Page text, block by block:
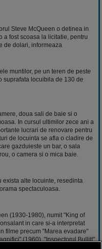
Steve McQueen o detinea in
a fost scoasa la licitatie, pentru
de dolari, informeaza
muntilor, pe un teren de peste
suprafata locuibila de 130 de
doua sali de baie si o
In cursul ultimilor zece ani a
lucrari de renovare pentru
de locuinta se afla o cladire de
gazduieste un bar, o sala
o camera si o mica baie.
exista alte locuinte, resedinta
spectaculoasa.
(1930-1980), numit "King of
in care si-a interpretat
filme precum "Marea evadare"
(1960), "Inspectorul Bullitt"